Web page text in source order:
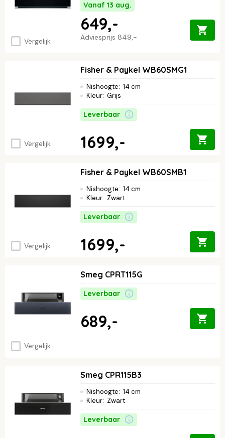
Vergelijk
Vanaf 13 aug.
Adviesprijs 849,-
649,-
Vergelijk
Fisher & Paykel WB60SMG1
Nishoogte: 14 cm
Kleur: Grijs
Leverbaar
1699,-
Vergelijk
Fisher & Paykel WB60SMB1
Nishoogte: 14 cm
Kleur: Zwart
Leverbaar
1699,-
Vergelijk
Smeg CPRT115G
Leverbaar
689,-
Smeg CPR115B3
Nishoogte: 14 cm
Kleur: Zwart
Leverbaar